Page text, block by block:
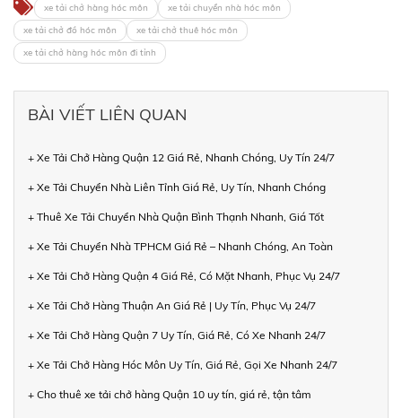
xe tải chở hàng hóc môn
xe tải chuyển nhà hóc môn
xe tải chở đồ hóc môn
xe tải chở thuê hóc môn
xe tải chở hàng hóc môn đi tỉnh
BÀI VIẾT LIÊN QUAN
+ Xe Tải Chở Hàng Quận 12 Giá Rẻ, Nhanh Chóng, Uy Tín 24/7
+ Xe Tải Chuyển Nhà Liên Tỉnh Giá Rẻ, Uy Tín, Nhanh Chóng
+ Thuê Xe Tải Chuyển Nhà Quận Bình Thạnh Nhanh, Giá Tốt
+ Xe Tải Chuyển Nhà TPHCM Giá Rẻ – Nhanh Chóng, An Toàn
+ Xe Tải Chở Hàng Quận 4 Giá Rẻ, Có Mặt Nhanh, Phục Vụ 24/7
+ Xe Tải Chở Hàng Thuận An Giá Rẻ | Uy Tín, Phục Vụ 24/7
+ Xe Tải Chở Hàng Quận 7 Uy Tín, Giá Rẻ, Có Xe Nhanh 24/7
+ Xe Tải Chở Hàng Hóc Môn Uy Tín, Giá Rẻ, Gọi Xe Nhanh 24/7
+ Cho thuê xe tải chở hàng Quận 10 uy tín, giá rẻ, tận tâm